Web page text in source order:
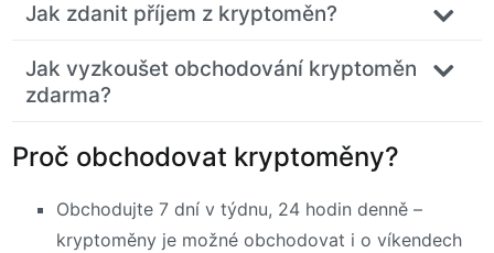
Jak zdanit příjem z kryptoměn?
Jak vyzkoušet obchodování kryptoměn
zdarma?
Proč obchodovat kryptoměny?
Obchodujte 7 dní v týdnu, 24 hodin denně –
kryptoměny je možné obchodovat i o víkendech